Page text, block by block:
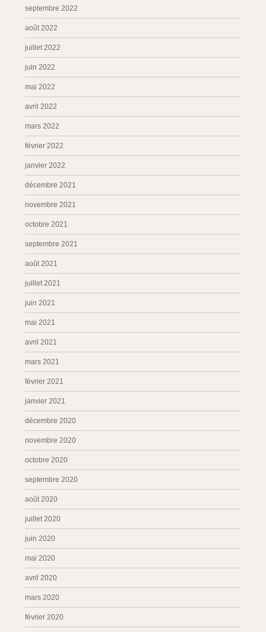
septembre 2022
août 2022
juillet 2022
juin 2022
mai 2022
avril 2022
mars 2022
février 2022
janvier 2022
décembre 2021
novembre 2021
octobre 2021
septembre 2021
août 2021
juillet 2021
juin 2021
mai 2021
avril 2021
mars 2021
février 2021
janvier 2021
décembre 2020
novembre 2020
octobre 2020
septembre 2020
août 2020
juillet 2020
juin 2020
mai 2020
avril 2020
mars 2020
février 2020